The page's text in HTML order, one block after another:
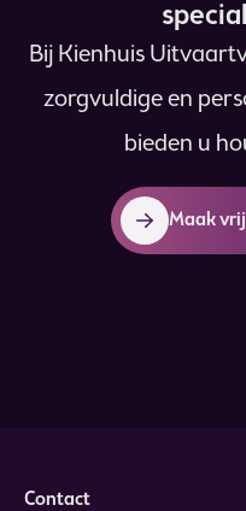
Bij Kienhuis
zorgvuldige en
bieden u
Maak
Contact